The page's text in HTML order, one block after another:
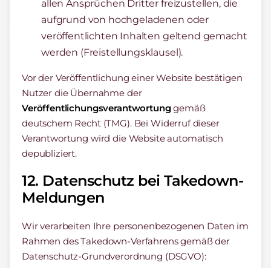
allen Ansprüchen Dritter freizustellen, die
aufgrund von hochgeladenen oder
veröffentlichten Inhalten geltend gemacht
werden (Freistellungsklausel).
Vor der Veröffentlichung einer Website bestätigen
Nutzer die Übernahme der
Veröffentlichungsverantwortunggemäß
deutschem Recht (TMG). Bei Widerruf dieser
Verantwortung wird die Website automatisch
depubliziert.
12. Datenschutz bei Takedown-
Meldungen
Wir verarbeiten Ihre personenbezogenen Daten im
Rahmen des Takedown-Verfahrens gemäß der
Datenschutz-Grundverordnung (DSGVO):